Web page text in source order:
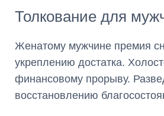
Толкование для
Женатому мужчине премия
укреплению достатка.
финансовому прорыву.
восстановлению